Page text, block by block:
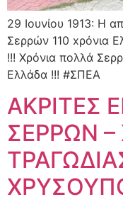
29 Ιουνίου 1913: Η
Σερρών 110 xρόνια
!!! Χρόνια πολλά
Ελλάδα !!! #ΣΠΕΑ
ΑΚΡΙΤΕΣ
ΣΕΡΡΩΝ